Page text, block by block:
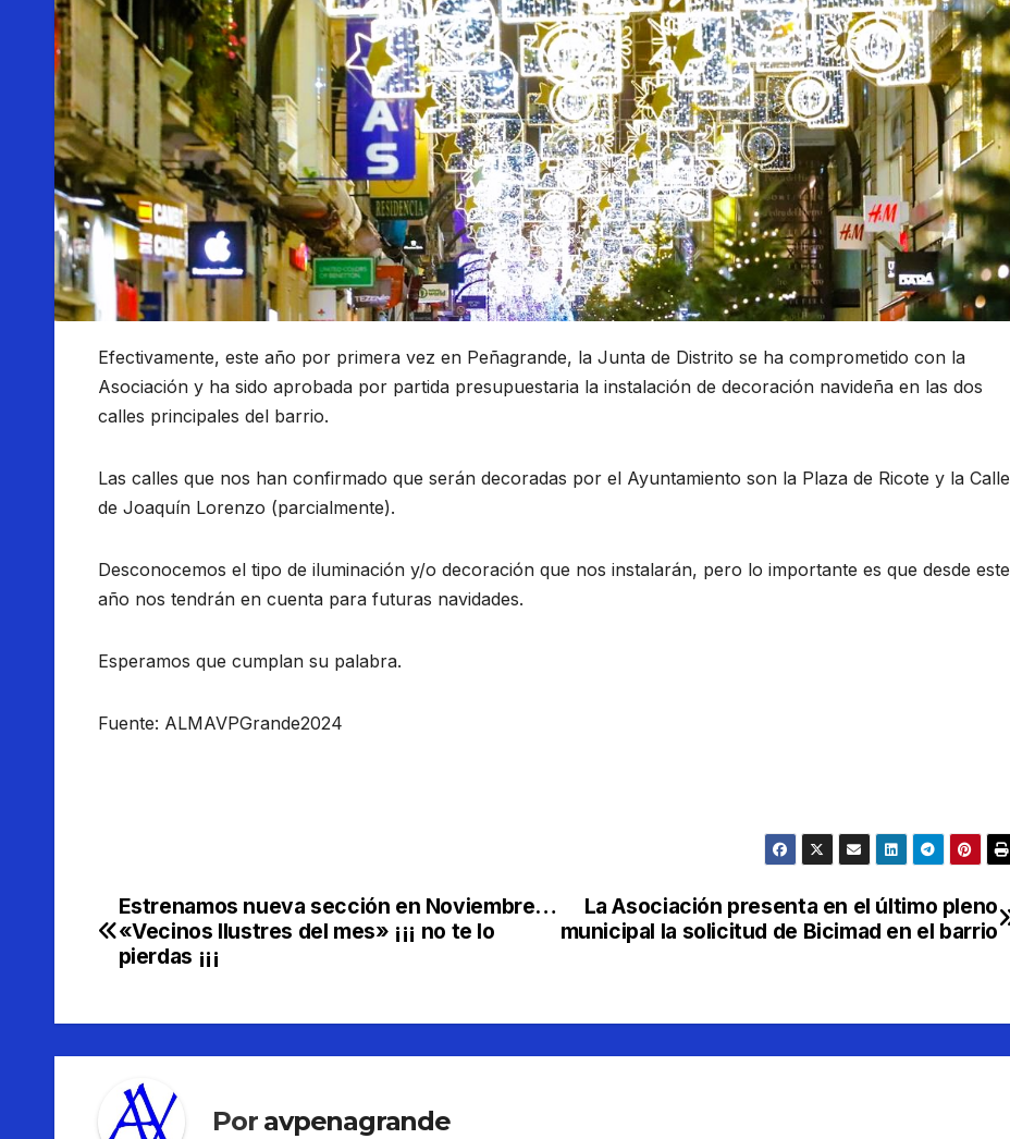
Efectivamente, este año por primera vez en Peñagrande, la Junta de Distrito se ha comprometido con la
Asociación y ha sido aprobada por partida presupuestaria la instalación de decoración navideña en las dos
calles principales del barrio.
Las calles que nos han confirmado que serán decoradas por el Ayuntamiento son la Plaza de Ricote y la Calle
de Joaquín Lorenzo (parcialmente).
Desconocemos el tipo de iluminación y/o decoración que nos instalarán, pero lo importante es que desde este
año nos tendrán en cuenta para futuras navidades.
Esperamos que cumplan su palabra.
Fuente: ALMAVPGrande2024
Navegación
de
La Asociación presenta en el último pleno
municipal la solicitud de Bicimad en el barrio
Estrenamos nueva sección en Noviembre…
«Vecinos Ilustres del mes» ¡¡¡ no te lo
pierdas ¡¡¡
Por avpenagrande